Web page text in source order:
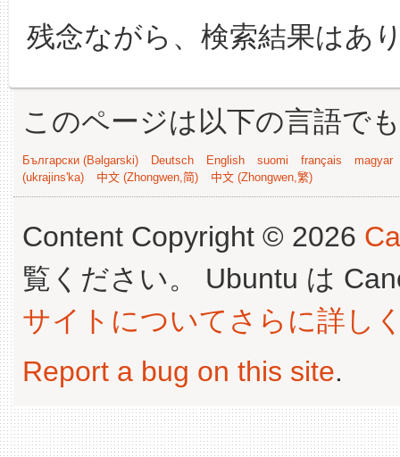
残念ながら、検索結果はあ
このページは以下の言語で
Български (Bəlgarski) Deutsch English suomi français
magyar
(ukrajins'ka)
中文 (Zhongwen,简) 中文 (Zhongwen,繁)
Content Copyright © 2026
覧ください。 Ubuntu は
サイトについてさらに詳し
Report a bug on this site.